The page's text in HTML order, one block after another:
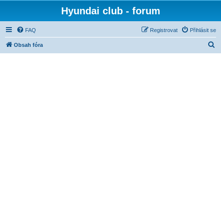
Hyundai club - forum
FAQ Přihlásit se
Registrovat
Obsah fóra